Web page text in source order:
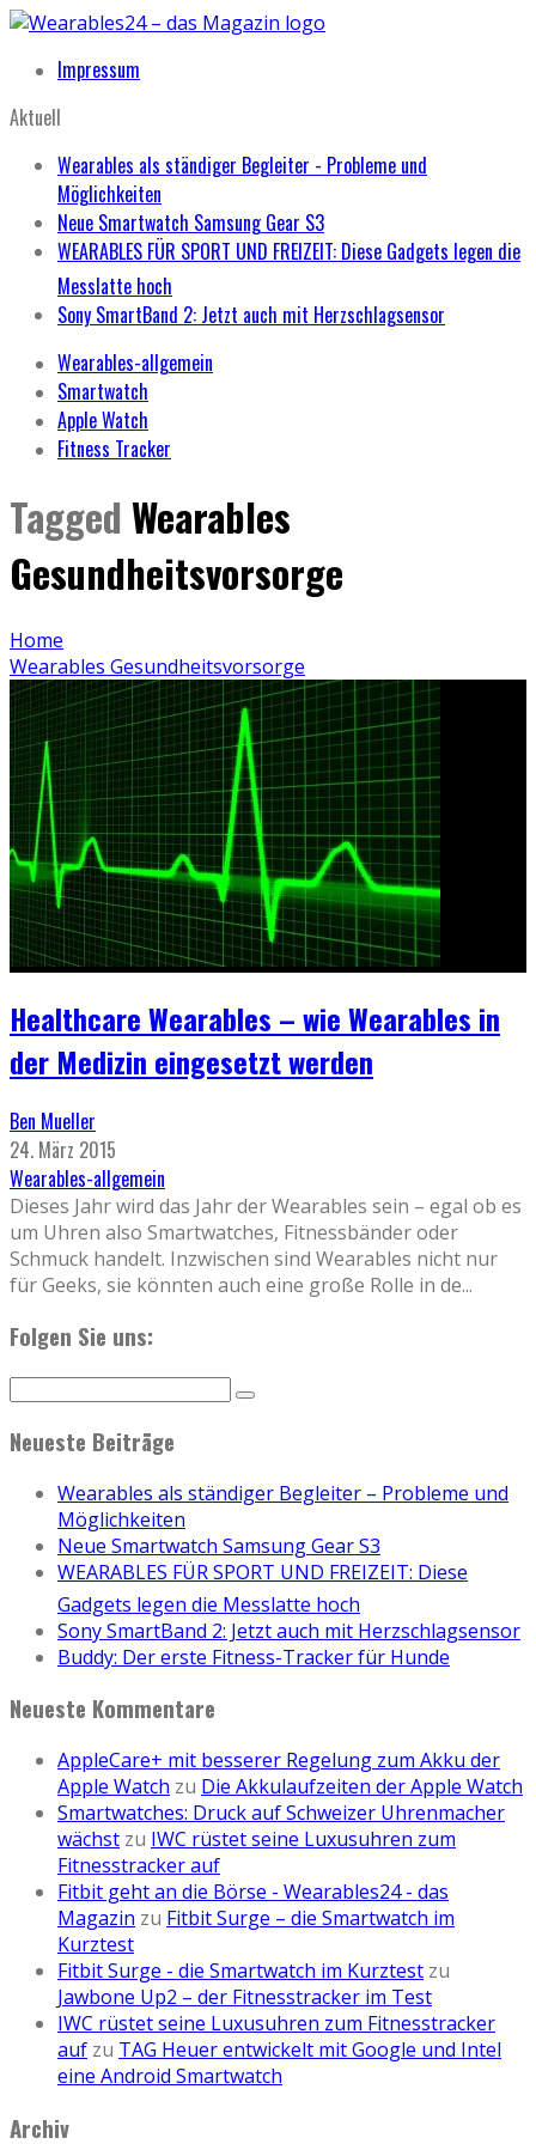
Impressum
Aktuell
Wearables als ständiger Begleiter - Probleme und
Möglichkeiten
Neue Smartwatch Samsung Gear S3
WEARABLES FÜR SPORT UND FREIZEIT: Diese Gadgets legen die
Messlatte hoch
Sony SmartBand 2: Jetzt auch mit Herzschlagsensor
Wearables-allgemein
Smartwatch
Apple Watch
Fitness Tracker
Tagged Wearables
Gesundheitsvorsorge
Home
Wearables Gesundheitsvorsorge
Healthcare Wearables – wie Wearables in
der Medizin eingesetzt werden
Ben Mueller
24. März 2015
Wearables-allgemein
Dieses Jahr wird das Jahr der Wearables sein – egal ob es
um Uhren also Smartwatches, Fitnessbänder oder
Schmuck handelt. Inzwischen sind Wearables nicht nur
für Geeks, sie könnten auch eine große Rolle in de...
Folgen Sie uns:
Neueste Beiträge
Wearables als ständiger Begleiter – Probleme und
Möglichkeiten
Neue Smartwatch Samsung Gear S3
WEARABLES FÜR SPORT UND FREIZEIT: Diese
Gadgets legen die Messlatte hoch
Sony SmartBand 2: Jetzt auch mit Herzschlagsensor
Buddy: Der erste Fitness-Tracker für Hunde
Neueste Kommentare
AppleCare+ mit besserer Regelung zum Akku der
Apple Watch zu Die Akkulaufzeiten der Apple Watch
Smartwatches: Druck auf Schweizer Uhrenmacher
wächst zu IWC rüstet seine Luxusuhren zum
Fitnesstracker auf
Fitbit geht an die Börse - Wearables24 - das
Magazin zu Fitbit Surge – die Smartwatch im
Kurztest
Fitbit Surge - die Smartwatch im Kurztest zu
Jawbone Up2 – der Fitnesstracker im Test
IWC rüstet seine Luxusuhren zum Fitnesstracker
auf zu TAG Heuer entwickelt mit Google und Intel
eine Android Smartwatch
Archiv